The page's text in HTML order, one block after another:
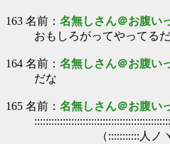
163 名前： 名無しさん＠お腹い
おもしろがってやってる
164 名前： 名無しさん＠お腹い
だな
165 名前： 名無しさん＠お腹い
（:::::::::::人ノヽノヽ